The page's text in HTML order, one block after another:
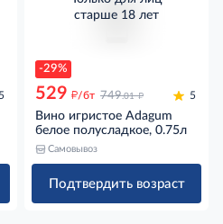
5
-29%
старше 18 лет
529 д/бт 749.01 д 5
Вино игристое Adagum
белое полусладкое, 0.75л
Самовывоз
Подтвердить возраст